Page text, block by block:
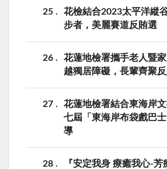
25
花檢結合2023太平洋縱
步者，美麗賽道反賄選
26
花蓮地檢署攜手老人暨
越獨居障礙，長輩齊聚
27
花蓮地檢署結合東海岸
七屆「東海岸布袋戲巴
導
28
『安定我身 療癒我心-